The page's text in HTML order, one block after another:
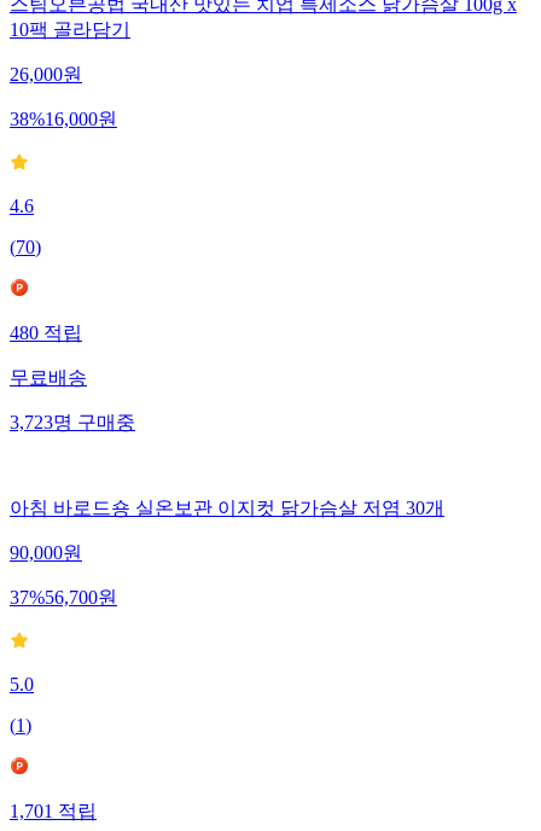
스팀오븐공법 국내산 맛있는 치업 특제소스 닭가슴살 100g x
10팩 골라담기
26,000원
38%16,000원
4.6
(70)
480적립
무료배송
3,723명구매중
아침 바로드숑 실온보관 이지컷 닭가슴살 저염 30개
90,000원
37%56,700원
5.0
(1)
1,701적립